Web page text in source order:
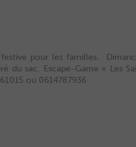
pour les familles.
sac, Escape-Game « Les
ou 0614787936